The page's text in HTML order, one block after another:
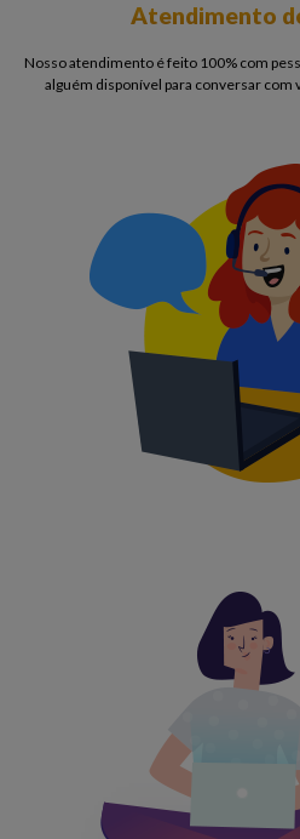
Atendimento
Nosso atendimento é feito 100% com
alguém disponível para conversar com